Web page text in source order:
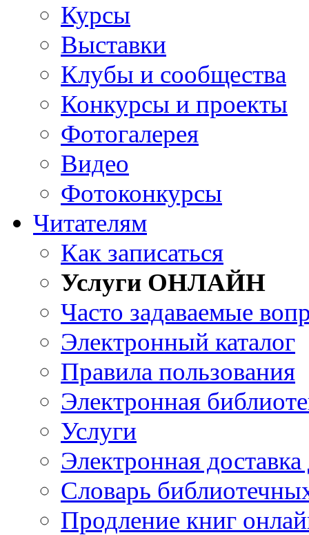
Курсы
Выставки
Клубы и сообщества
Конкурсы и проекты
Фотогалерея
Видео
Фотоконкурсы
Читателям
Как записаться
Услуги ОНЛАЙН
Часто задаваемые
Электронный каталог
Правила пользования
Электронная
Услуги
Электронная
Словарь
Продление книг